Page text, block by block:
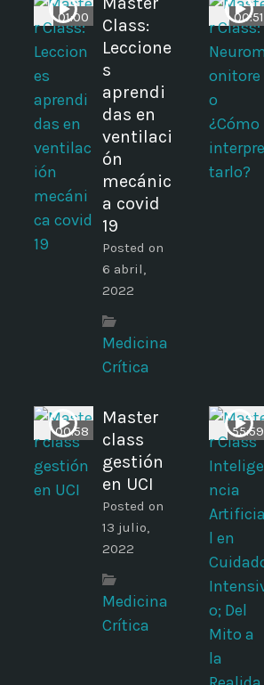
01:00
Class:
Leccione
s
aprendi
das en
ventilaci
ón
mecánic
a covid
19
Posted on
6 abril,
2022
Medicina
Crítica
00:51
00:58
Master
class
gestión
en UCI
Posted on
13 julio,
2022
Medicina
Crítica
55:59